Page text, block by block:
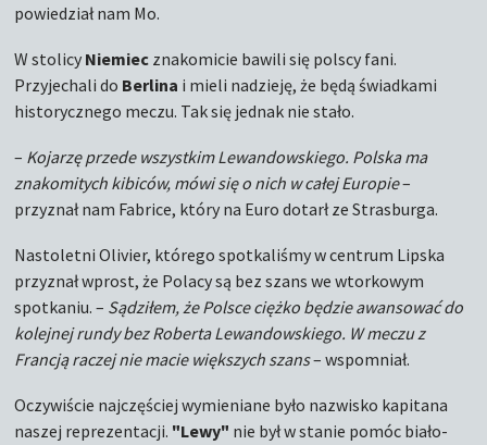
powiedział nam Mo.
W stolicy Niemiec znakomicie bawili się polscy fani.
Przyjechali do Berlina i mieli nadzieję, że będą świadkami
historycznego meczu. Tak się jednak nie stało.
– Kojarzę przede wszystkim Lewandowskiego. Polska ma
znakomitych kibiców, mówi się o nich w całej Europie–
przyznał nam Fabrice, który na Euro dotarł ze Strasburga.
Nastoletni Olivier, którego spotkaliśmy w centrum Lipska
przyznał wprost, że Polacy są bez szans we wtorkowym
spotkaniu. – Sądziłem, że Polsce ciężko będzie awansować do
kolejnej rundy bez Roberta Lewandowskiego. W meczu z
Francją raczej nie macie większych szans– wspomniał.
Oczywiście najczęściej wymieniane było nazwisko kapitana
naszej reprezentacji. "Lewy" nie był w stanie pomóc biało-